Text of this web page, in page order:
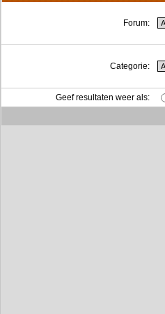
Forum:
Categorie:
Geef resultaten weer als: